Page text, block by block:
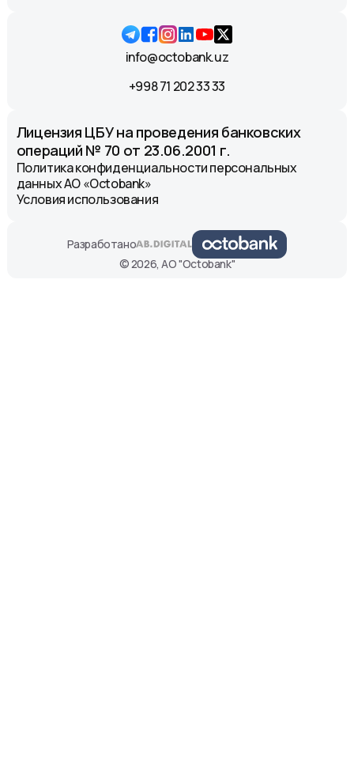
info@octobank.uz
+998 71 202 33 33
Лицензия ЦБУ на проведения банковских
операций № 70 от 23.06.2001 г.
Политика конфиденциальности персональных
данных АО «Octobank»
Условия использования
Разработано
© 2026, АО "Octobank"